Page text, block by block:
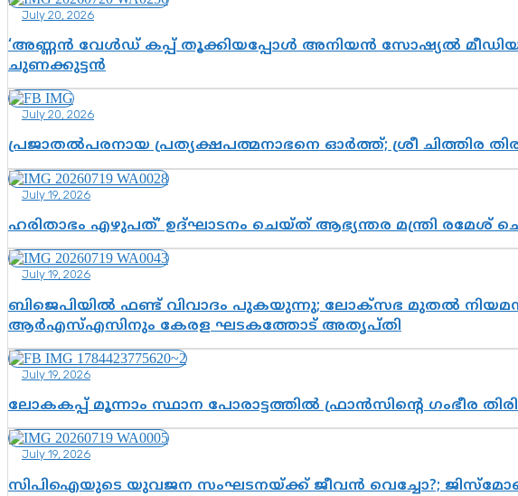
July 20, 2026
‘അണ്ണൻ വേൾഡ് കപ്പ് തൂക്കിയപ്പോൾ അനിയൻ സോഷ്യൽ മീഡിയ
ചുണക്കുട്ടൻ
July 20, 2026
പ്രജാതൽപരനായ പ്രത്യക്ഷപത്മനാഭനെ ഓർത്ത്; ശ്രീ ചിത്തിര
July 19, 2026
ഹരിതാഭം എഴുപത്’ ഉദ്ഘാടനം ചെയ്ത് ആഭ്യന്തര മന്ത്രി
July 19, 2026
ബിജെപിയിൽ ഫണ്ട് വിവാദം പുകയുന്നു; ലോക്സഭ മുതൽ
ആർഎസ്എസിനും കേരള ഘടകത്തോട് അതൃപ്തി
July 19, 2026
ലോകകപ്പ് മൂന്നാം സ്ഥാന പോരാട്ടത്തിൽ ഫ്രാൻസിന്റെ ഗംഭീര
July 19, 2026
സിപിഐയുടെ യുവജന സംഘടനയ്ക്ക് ജീവൻ വെച്ചോ?; ജിസ്മോന്റെ